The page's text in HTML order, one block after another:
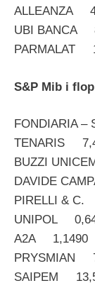
ALLEANZA
UBI BANCA
PARMALAT
S&P Mib i
FONDIARIA
TENARIS
BUZZI
DAVIDE
PIRELLI &
UNIPOL
A2A 1,1490
PRYSMIAN
SAIPEM